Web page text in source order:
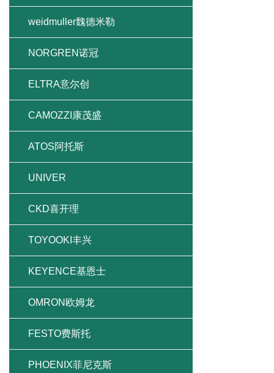
weidmuller魏德米勒
NORGREN诺冠
ELTRA意尔创
CAMOZZI康茂盛
ATOS阿托斯
UNIVER
CKD喜开理
TOYOOKI丰兴
KEYENCE基恩士
OMRON欧姆龙
FESTO费斯托
PHOENIX菲尼克斯